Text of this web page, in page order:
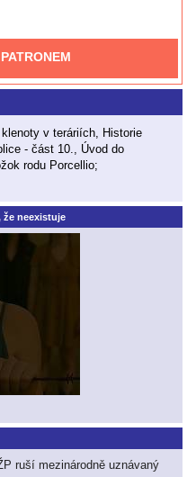
v teráriích, Historie
- část 10., Úvod do
rodu Porcellio;
že neexistuje
ruší mezinárodně uznávaný